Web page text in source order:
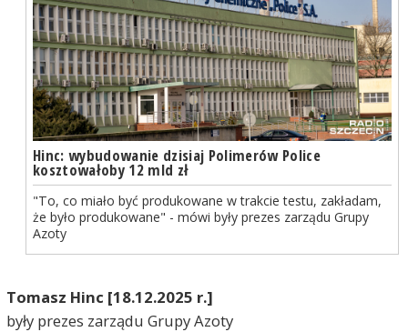
Hinc: wybudowanie dzisiaj Polimerów Police
kosztowałoby 12 mld zł
"To, co miało być produkowane w trakcie testu, zakładam,
że było produkowane" - mówi były prezes zarządu Grupy
Azoty
Tomasz Hinc [18.12.2025 r.]
były prezes zarządu Grupy Azoty